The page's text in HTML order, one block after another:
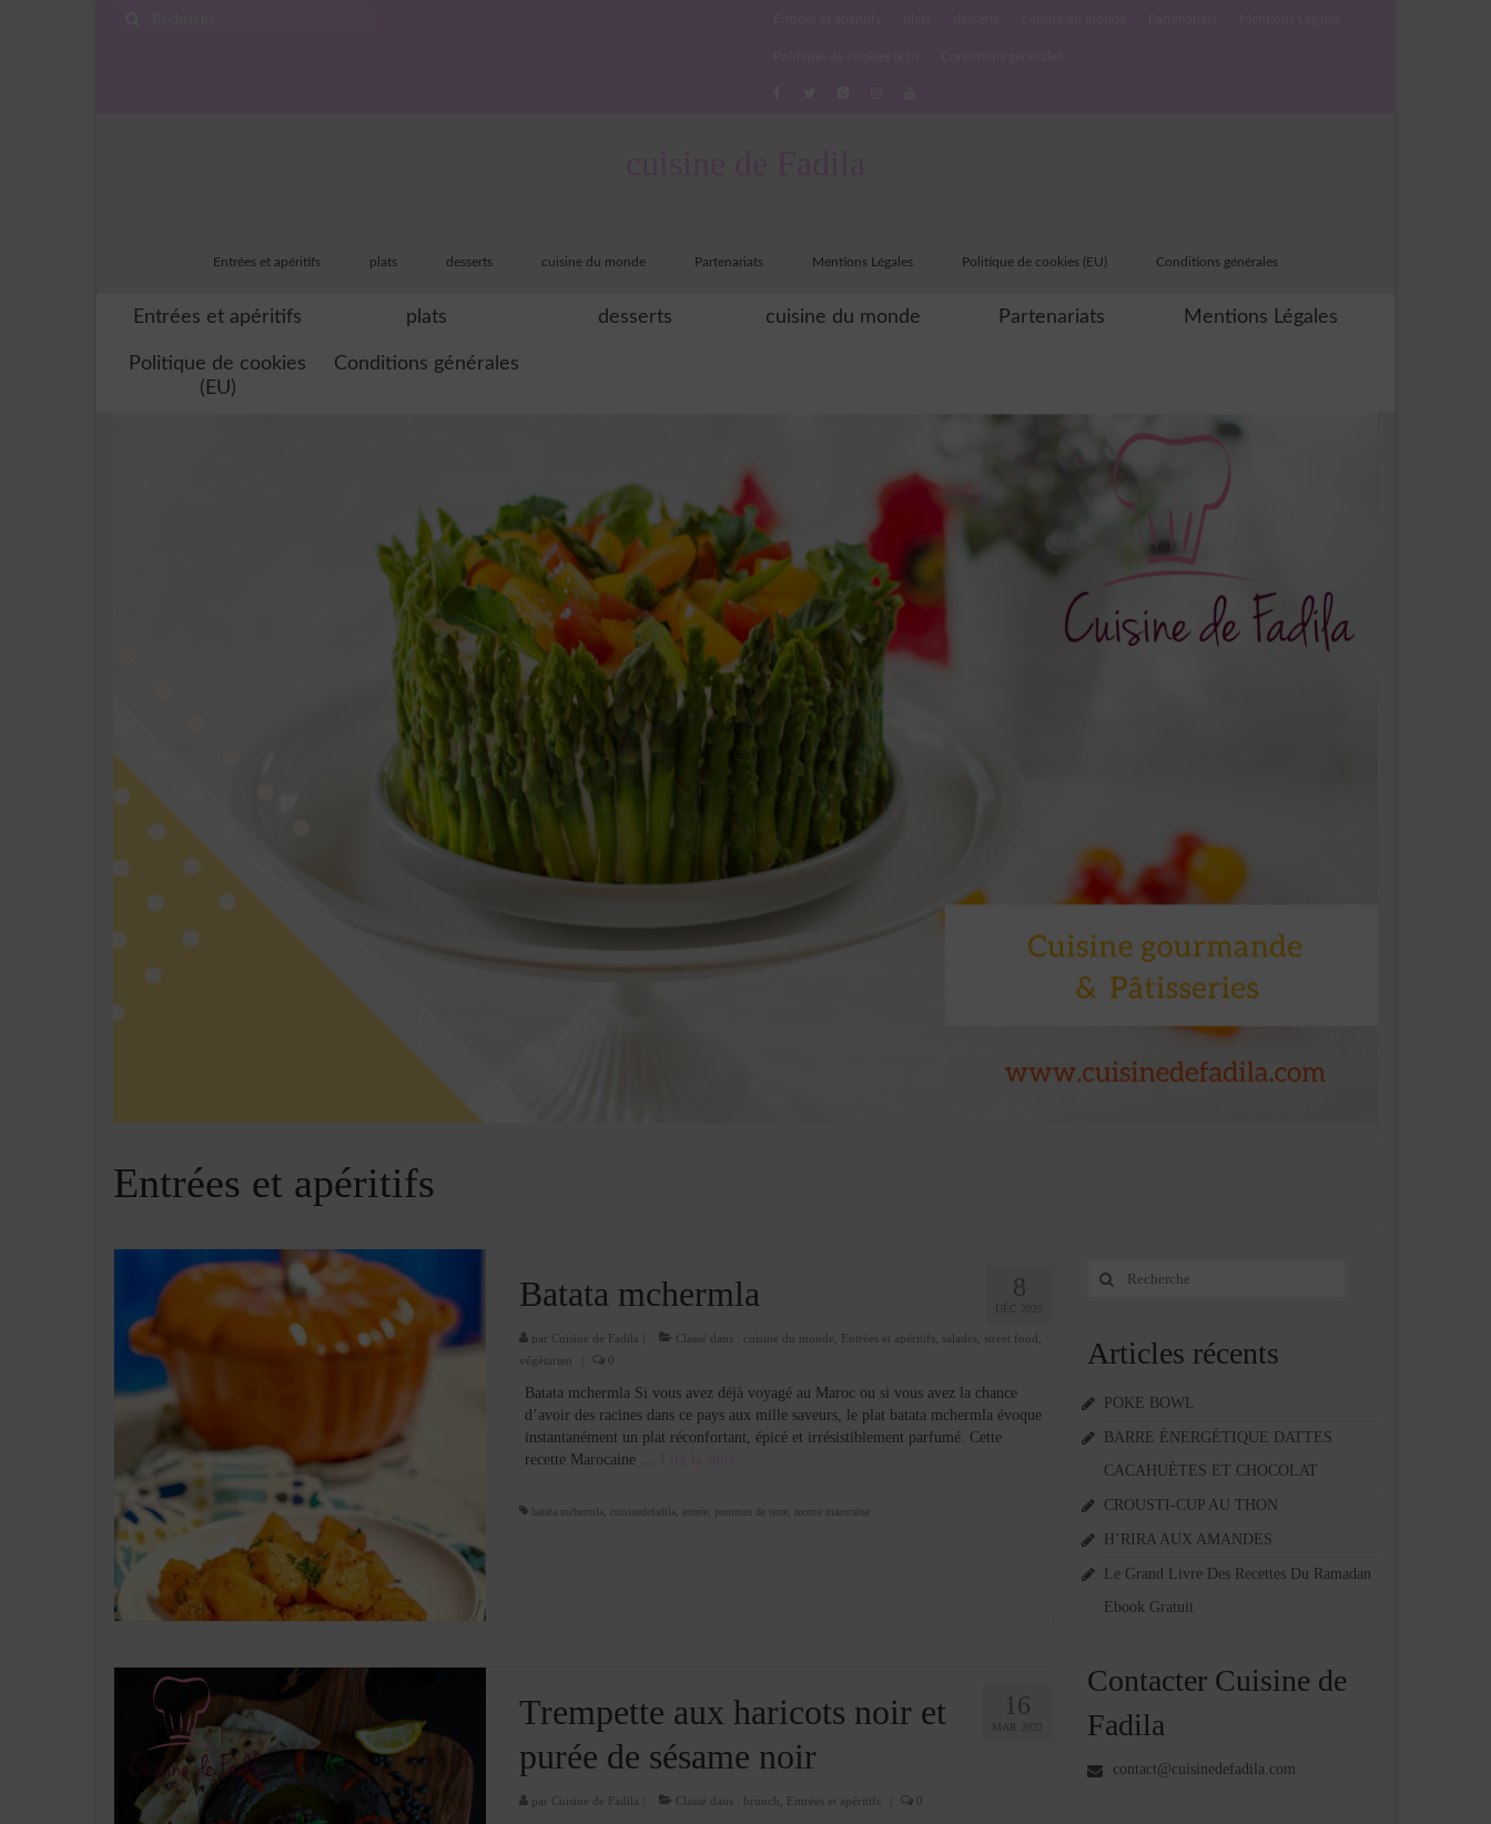
Entrées et apéritifs plats desserts cuisine du monde Partenariats Mentions Légales Politique de cookies (EU) Conditions générales
Entrées et apéritifs plats desserts cuisine du monde Partenariats Mentions Légales
Politique de cookies
(EU)
Conditions générales
Entrées et apéritifs
8
DÉC 2025
Batata mchermla
par Cuisine de Fadila Classé dans : cuisine du monde Entrées et apéritifs, salades, street food
végétarien
0
Batata mchermla Si vous avez déjà voyagé au Maroc ou si vous avez la chance
d’avoir des racines dans ce pays aux mille saveurs, le plat batata mchermla évoque
instantanément un plat réconfortant, épicé et irrésistiblement parfumé. Cette
recette Marocaine …
batata mchermla, cuisinedefadila, entrée, pommes de terre, recette marocaine
16
MAR 2022
Trempette aux haricots noir et
purée de sésame noir
par Cuisine de Fadila Classé dans : brunch Entrées et apéritifs 0
Rechercher
Articles récents
POKE BOWL
BARRE ÉNERGÉTIQUE DATTES
CACAHUÈTES ET CHOCOLAT
CROUSTI-CUP AU THON
H’RIRA AUX AMANDES
Le Grand Livre Des Recettes Du Ramadan
Ebook Gratuit
Contacter Cuisine de
Fadila
contact@cuisinedefadila.com